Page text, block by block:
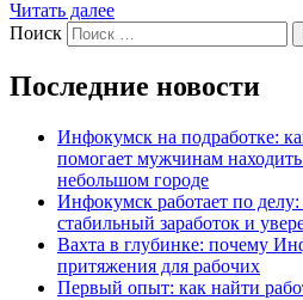
Читать далее
Поиск
Последние новости
Инфокумск на подработке:
помогает мужчинам
небольшом городе
Инфокумск работает по
стабильный заработок и
Вахта в глубинке: почему
притяжения для рабочих
Первый опыт: как найти